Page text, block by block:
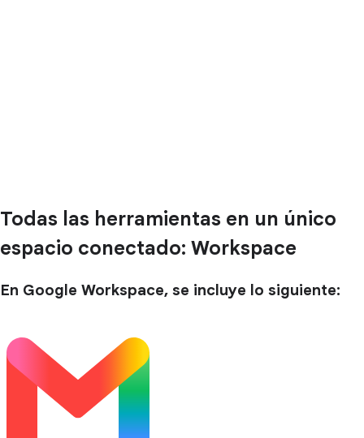
Todas las herramientas en un único
espacio conectado: Workspace
En Google Workspace, se incluye lo siguiente: